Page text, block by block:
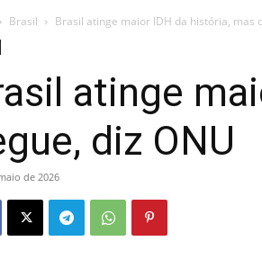
Brasil Brasil atinge maior IDH da história, mas
atinge
diz ONU
de 2026